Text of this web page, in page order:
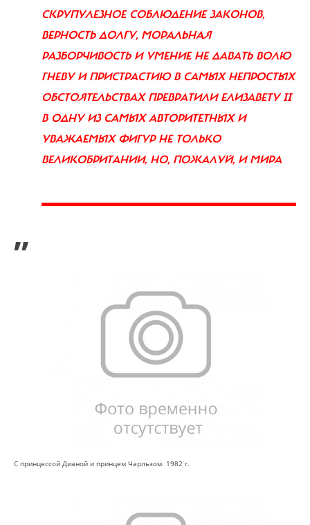
СКРУПУЛЕЗНОЕ СОБЛЮДЕНИЕ ЗАКОНОВ,
ВЕРНОСТЬ ДОЛГУ, МОРАЛЬНАЯ
РАЗБОРЧИВОСТЬ И УМЕНИЕ НЕ ДАВАТЬ ВОЛЮ
ГНЕВУ И ПРИСТРАСТИЮ В САМЫХ НЕПРОСТЫХ
ОБСТОЯТЕЛЬСТВАХ ПРЕВРАТИЛИ ЕЛИЗАВЕТУ II
В ОДНУ ИЗ САМЫХ АВТОРИТЕТНЫХ И
УВАЖАЕМЫХ ФИГУР НЕ ТОЛЬКО
ВЕЛИКОБРИТАНИИ, НО, ПОЖАЛУЙ, И МИРА
”
С принцессой Дианой и принцем Чарльзом. 1982 г.